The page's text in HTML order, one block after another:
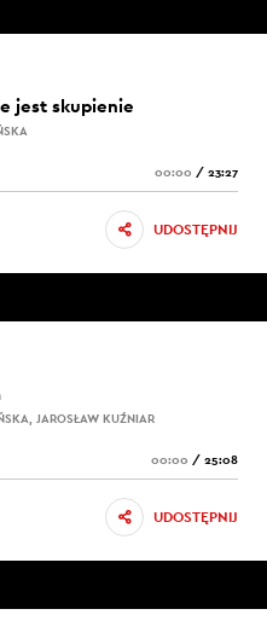
jest skupienie
00:00 / 23:27
UDOSTĘPNIJ
JAROSŁAW KUŹNIAR
00:00 / 25:08
UDOSTĘPNIJ